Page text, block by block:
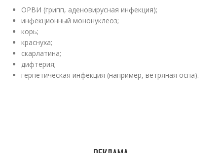
ОРВИ (грипп, аденовирусная инфекция);
инфекционный мононуклеоз;
корь;
краснуха;
скарлатина;
дифтерия;
герпетическая инфекция (например, ветряная оспа).